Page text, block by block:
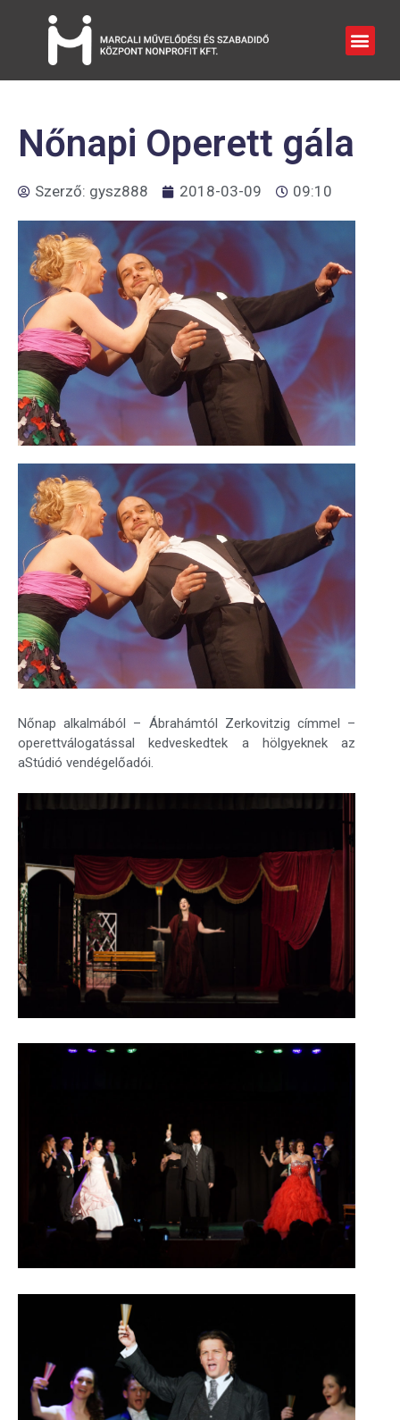
Nőnapi Operett gála
Szerző: gysz888 2018-03-09 09:10
Nőnap alkalmából – Ábrahámtól Zerkovitzig címmel –
operettválogatással kedveskedtek a hölgyeknek az
aStúdió vendégelőadói.